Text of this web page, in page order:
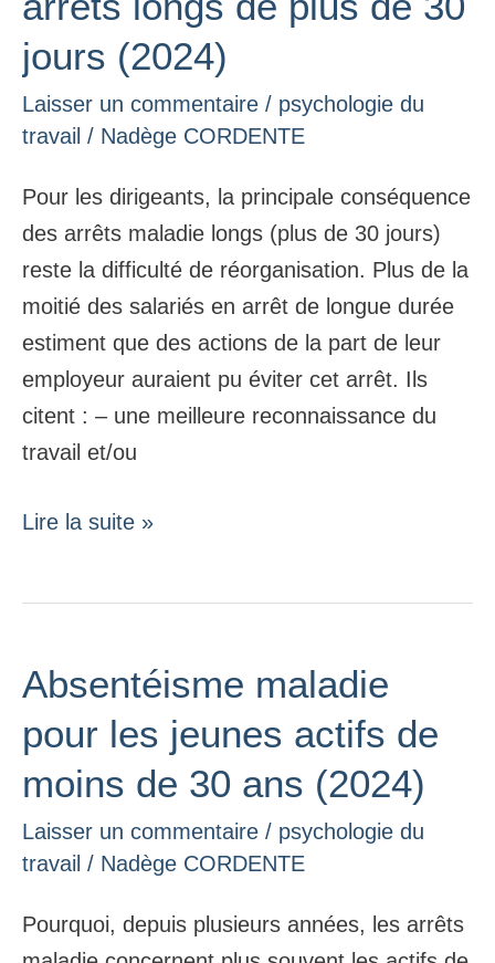
jours (2024)
Laisser un commentaire / psychologie du
travail / Nadège CORDENTE
Pour les dirigeants, la principale conséquence
des arrêts maladie longs (plus de 30 jours)
reste la difficulté de réorganisation. Plus de la
moitié des salariés en arrêt de longue durée
estiment que des actions de la part de leur
employeur auraient pu éviter cet arrêt. Ils
citent : – une meilleure reconnaissance du
travail et/ou
arrêts
longs
de
plus
30
jours
(2024)
Lire la suite »
Absentéisme maladie
pour les jeunes actifs de
moins de 30 ans (2024)
Laisser un commentaire / psychologie du
travail / Nadège CORDENTE
Pourquoi, depuis plusieurs années, les arrêts
Absentéisme
pour
les
jeunes
actifs
moins